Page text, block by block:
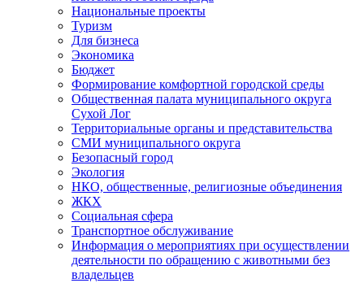
Национальные проекты
Туризм
Для бизнеса
Экономика
Бюджет
Формирование комфортной городской среды
Общественная палата муниципального округа
Сухой Лог
Территориальные органы и представительства
СМИ муниципального округа
Безопасный город
Экология
НКО, общественные, религиозные объединения
ЖКХ
Социальная сфера
Транспортное обслуживание
Информация о мероприятиях при осуществлении
деятельности по обращению с животными без
владельцев